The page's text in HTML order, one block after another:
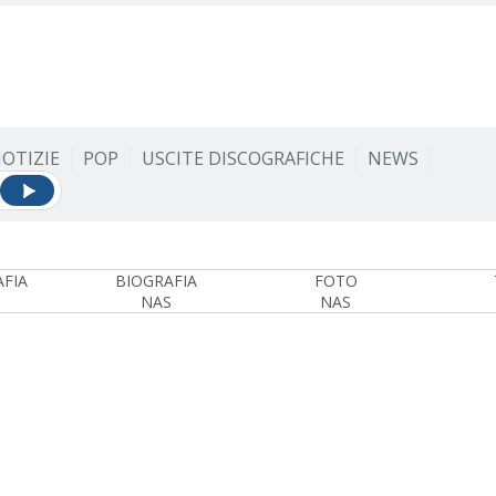
POP USCITE DISCOGRAFICHE NEWS
BIOGRAFIA
NAS
FOTO
NAS